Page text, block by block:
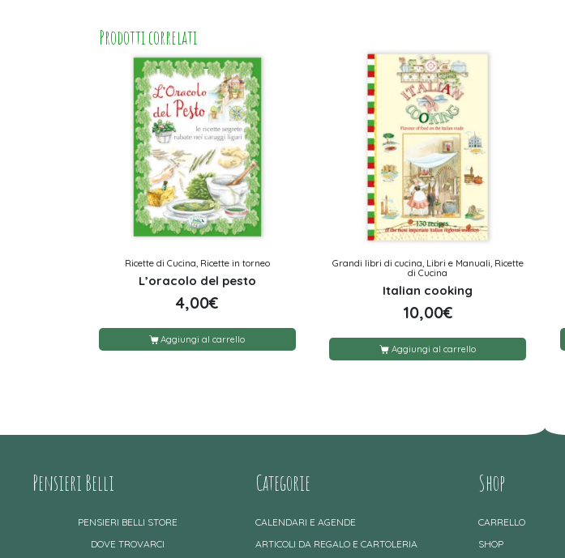
Prodotti correlati
Ricette di Cucina, Ricette in torneo
L’oracolo del pesto
4,00€
Aggiungi al carrello
Grandi libri di cucina, Libri e Manuali, Ricette
di Cucina
Italian cooking
10,00€
Aggiungi al carrello
Pensieri Belli
PENSIERI BELLI STORE
DOVE TROVARCI
Categorie
CALENDARI E AGENDE
ARTICOLI DA REGALO E CARTOLERIA
Shop
CARRELLO
SHOP